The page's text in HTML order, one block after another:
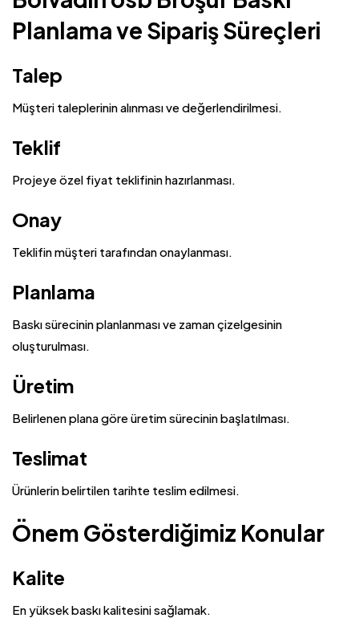
Planlama ve Sipariş Süreçleri
Talep
Müşteri taleplerinin alınması ve değerlendirilmesi.
Teklif
Projeye özel fiyat teklifinin hazırlanması.
Onay
Teklifin müşteri tarafından onaylanması.
Planlama
Baskı sürecinin planlanması ve zaman çizelgesinin
oluşturulması.
Üretim
Belirlenen plana göre üretim sürecinin başlatılması.
Teslimat
Ürünlerin belirtilen tarihte teslim edilmesi.
Önem Gösterdiğimiz Konular
Kalite
En yüksek baskı kalitesini sağlamak.